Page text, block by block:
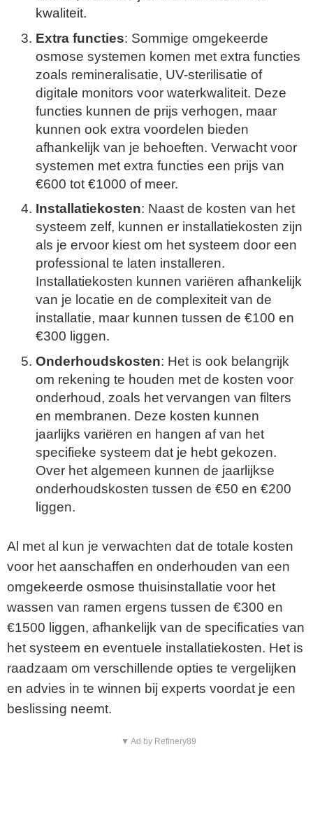
kwaliteit.
Extra functies: Sommige omgekeerde
osmose systemen komen met extra functies
zoals remineralisatie, UV-sterilisatie of
digitale monitors voor waterkwaliteit. Deze
functies kunnen de prijs verhogen, maar
kunnen ook extra voordelen bieden
afhankelijk van je behoeften. Verwacht voor
systemen met extra functies een prijs van
€600 tot €1000 of meer.
Installatiekosten: Naast de kosten van het
systeem zelf, kunnen er installatiekosten zijn
als je ervoor kiest om het systeem door een
professional te laten installeren.
Installatiekosten kunnen variëren afhankelijk
van je locatie en de complexiteit van de
installatie, maar kunnen tussen de €100 en
€300 liggen.
Onderhoudskosten: Het is ook belangrijk
om rekening te houden met de kosten voor
onderhoud, zoals het vervangen van filters
en membranen. Deze kosten kunnen
jaarlijks variëren en hangen af van het
specifieke systeem dat je hebt gekozen.
Over het algemeen kunnen de jaarlijkse
onderhoudskosten tussen de €50 en €200
liggen.
Al met al kun je verwachten dat de totale kosten
voor het aanschaffen en onderhouden van een
omgekeerde osmose thuisinstallatie voor het
wassen van ramen ergens tussen de €300 en
€1500 liggen, afhankelijk van de specificaties van
het systeem en eventuele installatiekosten. Het is
raadzaam om verschillende opties te vergelijken
en advies in te winnen bij experts voordat je een
beslissing neemt.
▼ Ad by Refinery89